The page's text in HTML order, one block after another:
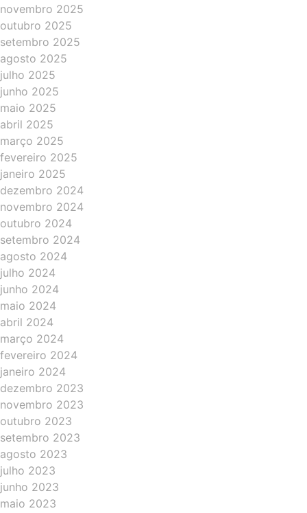
novembro 2025
outubro 2025
setembro 2025
agosto 2025
julho 2025
junho 2025
maio 2025
abril 2025
março 2025
fevereiro 2025
janeiro 2025
dezembro 2024
novembro 2024
outubro 2024
setembro 2024
agosto 2024
julho 2024
junho 2024
maio 2024
abril 2024
março 2024
fevereiro 2024
janeiro 2024
dezembro 2023
novembro 2023
outubro 2023
setembro 2023
agosto 2023
julho 2023
junho 2023
maio 2023